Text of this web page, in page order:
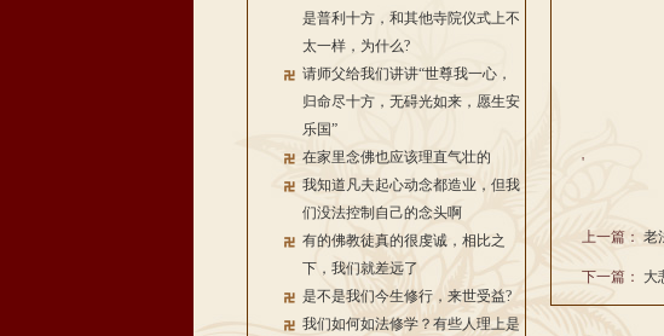
是普利十方，和其他寺院仪式上不
太一样，为什么?
请师父给我们讲讲“世尊我一心，
归命尽十方，无碍光如来，愿生安
乐国”
在家里念佛也应该理直气壮的
我知道凡夫起心动念都造业，但我
们没法控制自己的念头啊
有的佛教徒真的很虔诚，相比之
下，我们就差远了
是不是我们今生修行，来世受益?
我们如何如法修学？有些人理上是
'
上一篇： 老
下一篇： 大